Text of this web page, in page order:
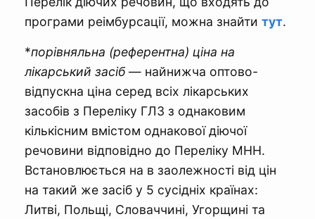
програми реімбурсації, можна знайти тут.
*порівняльна (референтна) ціна на
лікарський засіб— найнижча оптово-
відпускна ціна серед всіх лікарських
засобів з Переліку ГЛЗ з однаковим
кількісним вмістом однакової діючої
речовини відповідно до Переліку МНН.
Встановлюється на в заолежності від цін
на такий же засіб у 5 сусідніх країнах:
Литві, Польщі, Словаччині, Угорщині та